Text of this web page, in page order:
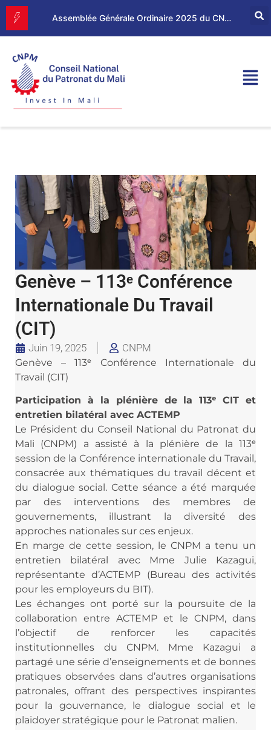
Assemblée Générale Ordinaire 2025 du CNPM
Genève – 113ᵉ Conférence
Internationale Du Travail
(CIT)
Juin 19, 2025 CNPM
Genève – 113ᵉ Conférence Internationale du
Travail (CIT)
Participation à la plénière de la 113ᵉ CIT et
entretien bilatéral avec ACTEMP
Le Président du Conseil National du Patronat du
Mali (CNPM) a assisté à la plénière de la 113ᵉ
session de la Conférence internationale du Travail,
consacrée aux thématiques du travail décent et
du dialogue social. Cette séance a été marquée
par des interventions des membres de
gouvernements, illustrant la diversité des
approches nationales sur ces enjeux.
En marge de cette session, le CNPM a tenu un
entretien bilatéral avec Mme Julie Kazagui,
représentante d’ACTEMP (Bureau des activités
pour les employeurs du BIT).
Les échanges ont porté sur la poursuite de la
collaboration entre ACTEMP et le CNPM, dans
l’objectif de renforcer les capacités
institutionnelles du CNPM. Mme Kazagui a
partagé une série d’enseignements et de bonnes
pratiques observées dans d’autres organisations
patronales, offrant des perspectives inspirantes
pour la gouvernance, le dialogue social et le
plaidoyer stratégique pour le Patronat malien.